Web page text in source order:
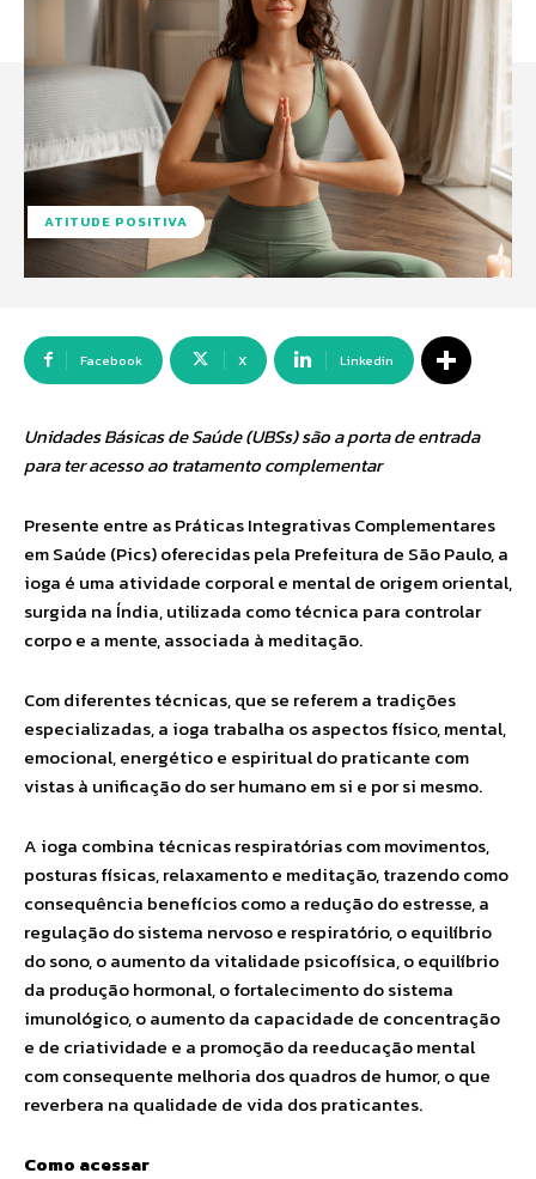
ATITUDE POSITIVA
Facebook X Linkedin
Unidades Básicas de Saúde (UBSs) são a porta de entrada
para ter acesso ao tratamento complementar
Presente entre as Práticas Integrativas Complementares
em Saúde (Pics) oferecidas pela Prefeitura de São Paulo, a
ioga é uma atividade corporal e mental de origem oriental,
surgida na Índia, utilizada como técnica para controlar
corpo e a mente, associada à meditação.
Com diferentes técnicas, que se referem a tradições
especializadas, a ioga trabalha os aspectos físico, mental,
emocional, energético e espiritual do praticante com
vistas à unificação do ser humano em si e por si mesmo.
A ioga combina técnicas respiratórias com movimentos,
posturas físicas, relaxamento e meditação, trazendo como
consequência benefícios como a redução do estresse, a
regulação do sistema nervoso e respiratório, o equilíbrio
do sono, o aumento da vitalidade psicofísica, o equilíbrio
da produção hormonal, o fortalecimento do sistema
imunológico, o aumento da capacidade de concentração
e de criatividade e a promoção da reeducação mental
com consequente melhoria dos quadros de humor, o que
reverbera na qualidade de vida dos praticantes.
Como acessar